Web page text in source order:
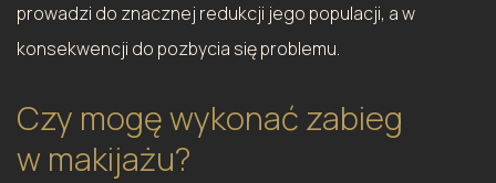
prowadzi do znacznej redukcji jego populacji, a w
konsekwencji do pozbycia się problemu.
Czy mogę wykonać zabieg
w makijażu?